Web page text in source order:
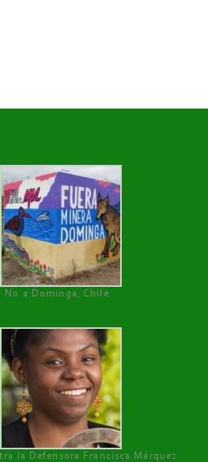
No a Dominga, Chile
la Defensora Francisca Márquez